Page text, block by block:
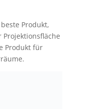
Produkt,
Projektionsfläche
Produkt für